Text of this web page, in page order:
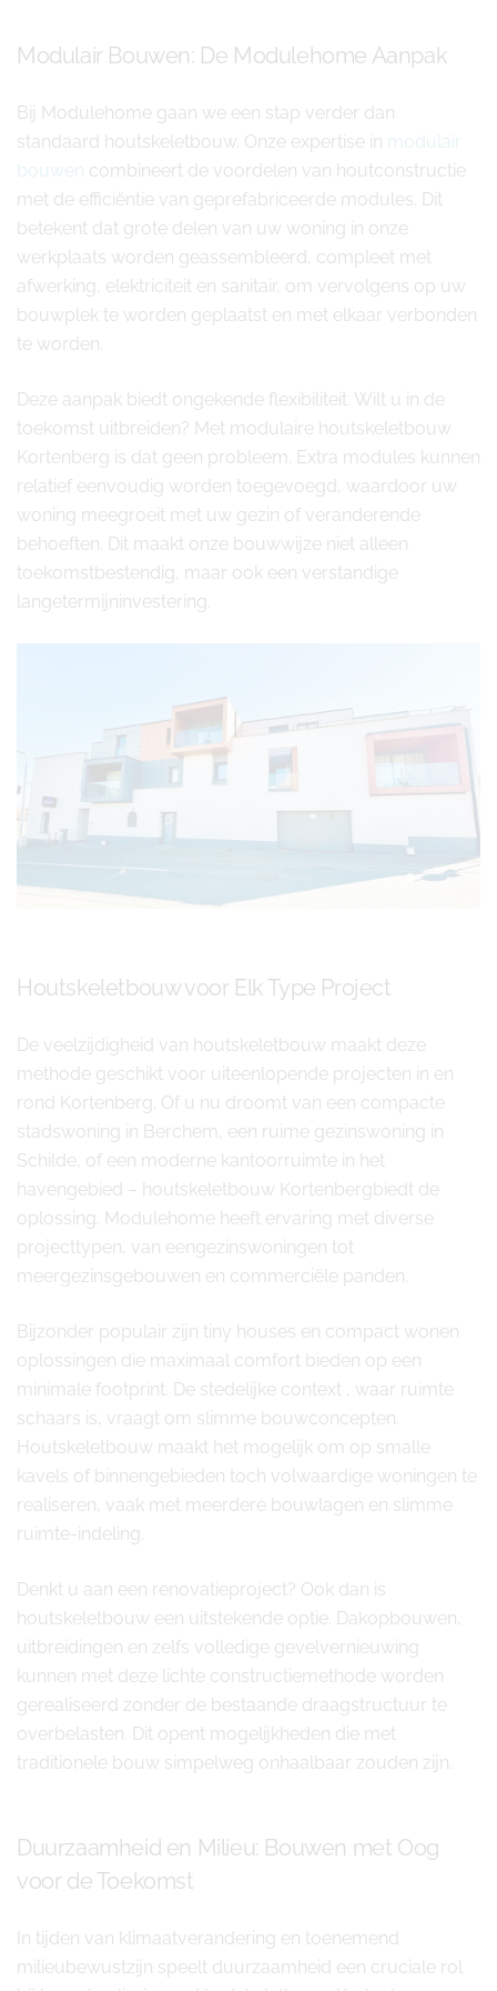
Modulair Bouwen: De Modulehome Aanpak
Bij Modulehome gaan we een stap verder dan
standaard houtskeletbouw. Onze expertise in modulair
bouwen combineert de voordelen van houtconstructie
met de efficiëntie van geprefabriceerde modules. Dit
betekent dat grote delen van uw woning in onze
werkplaats worden geassembleerd, compleet met
afwerking, elektriciteit en sanitair, om vervolgens op uw
bouwplek te worden geplaatst en met elkaar verbonden
te worden.
Deze aanpak biedt ongekende flexibiliteit. Wilt u in de
toekomst uitbreiden? Met modulaire houtskeletbouw
Kortenberg is dat geen probleem. Extra modules kunnen
relatief eenvoudig worden toegevoegd, waardoor uw
woning meegroeit met uw gezin of veranderende
behoeften. Dit maakt onze bouwwijze niet alleen
toekomstbestendig, maar ook een verstandige
langetermijninvestering.
Houtskeletbouw voor Elk Type Project
De veelzijdigheid van houtskeletbouw maakt deze
methode geschikt voor uiteenlopende projecten in en
rond Kortenberg. Of u nu droomt van een compacte
stadswoning in Berchem, een ruime gezinswoning in
Schilde, of een moderne kantoorruimte in het
havengebied – houtskeletbouw Kortenbergbiedt de
oplossing. Modulehome heeft ervaring met diverse
projecttypen, van eengezinswoningen tot
meergezinsgebouwen en commerciële panden.
Bijzonder populair zijn tiny houses en compact wonen
oplossingen die maximaal comfort bieden op een
minimale footprint. De stedelijke context , waar ruimte
schaars is, vraagt om slimme bouwconcepten.
Houtskeletbouw maakt het mogelijk om op smalle
kavels of binnengebieden toch volwaardige woningen te
realiseren, vaak met meerdere bouwlagen en slimme
ruimte-indeling.
Denkt u aan een renovatieproject? Ook dan is
houtskeletbouw een uitstekende optie. Dakopbouwen,
uitbreidingen en zelfs volledige gevelvernieuwing
kunnen met deze lichte constructiemethode worden
gerealiseerd zonder de bestaande draagstructuur te
overbelasten. Dit opent mogelijkheden die met
traditionele bouw simpelweg onhaalbaar zouden zijn.
Duurzaamheid en Milieu: Bouwen met Oog
voor de Toekomst
In tijden van klimaatverandering en toenemend
milieubewustzijn speelt duurzaamheid een cruciale rol